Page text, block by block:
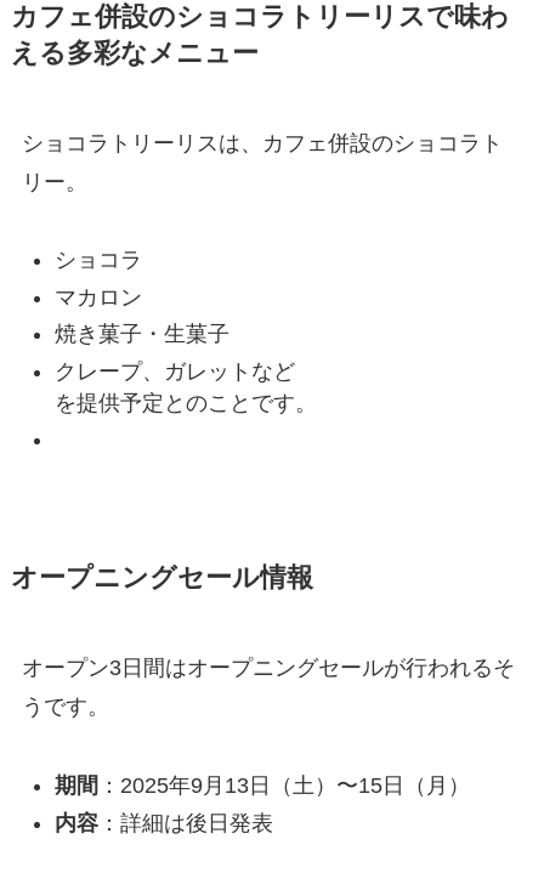
カフェ併設のショコラトリーリスで味わ
える多彩なメニュー
ショコラトリーリスは、カフェ併設のショコラト
リー。
ショコラ
マカロン
焼き菓子・生菓子
クレープ、ガレットなど
を提供予定とのことです。
オープニングセール情報
オープン3日間はオープニングセールが行われるそ
うです。
期間 ：2025年9月13日（土）〜15日（月）
内容：詳細は後日発表